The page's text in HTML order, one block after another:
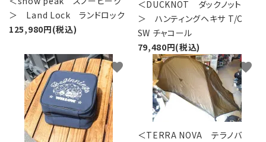
＞ Land Lock ランドロック
125,980円(税込)
＜DUCKNOT ダックノット
＞ ハンティングヘキサ T/C
SW チャコール
79,480円(税込)
favorite
＜TERRA NOVA テラノバ
favorite